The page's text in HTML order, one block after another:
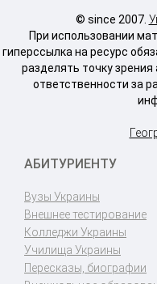
© since 2007.
При использовании
гиперссылка на ресурс
разделять точку
ответственности за
АБИТУРИЕНТУ
Вузы Украины
Внешнее тестирование
Колледжи Украины
Училища Украины
Пересказы, биографии